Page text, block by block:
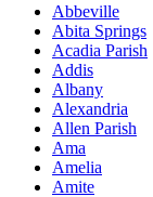
Abbeville
Abita Springs
Acadia Parish
Addis
Albany
Alexandria
Allen Parish
Ama
Amelia
Amite